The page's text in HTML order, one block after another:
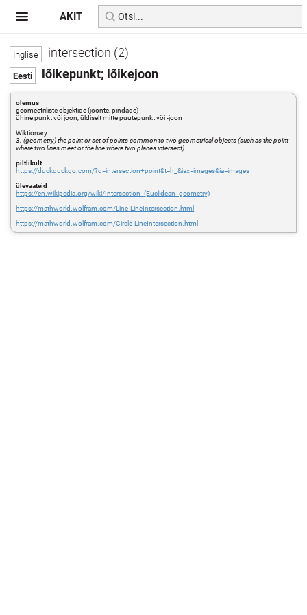
intersection (2)
lõikepunkt; lõikejoon
olemus
geomeetriliste objektide (joonte, pindade)
ühine punkt või joon, üldiselt mitte puutepunkt või -joon
Wiktionary:
3. (geometry) the point or set of points common to two geometrical objects (such as the point
where two lines meet or the line where two planes intersect)
piltlikult
https://duckduckgo.com/?q=intersection+point&t=h_&iax=images&ia=images
ülevaateid
https://en.wikipedia.org/wiki/Intersection_(Euclidean_geometry)
https://mathworld.wolfram.com/Line-LineIntersection.html
https://mathworld.wolfram.com/Circle-LineIntersection.html
AKIT